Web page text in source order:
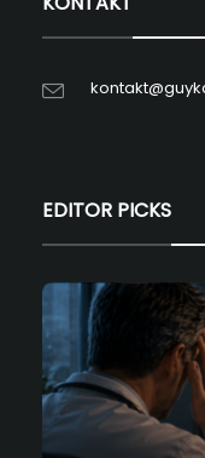
EDITOR PICKS